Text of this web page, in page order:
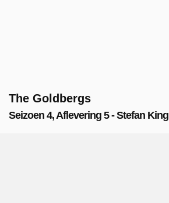
The Goldbergs
Seizoen 4, Aflevering 5 - Stefan King